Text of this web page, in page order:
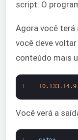
script. O
Agora você terá
você deve voltar
conteúdo mais
1 10.133.14.9
Você verá a